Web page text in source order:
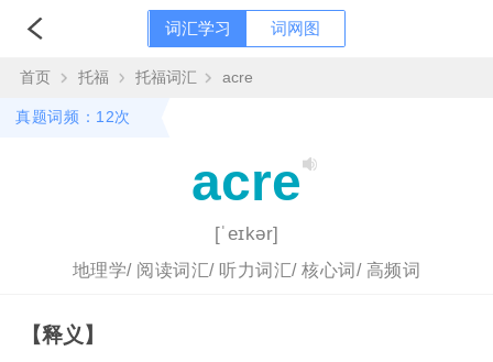
词汇学习 词网图
首页 托福 托福词汇 acre
真题词频：12次
acre
[ˈeɪkər]
地理学/ 阅读词汇/ 听力词汇/ 核心词/ 高频词
【释义】